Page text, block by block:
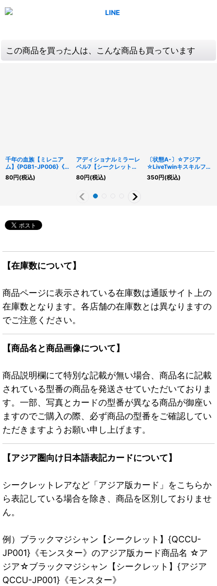
この商品を買った人は、こんな商品も買っています
千年の血族【ミレニア
ム】{PGB1-JP006}《モ
ンスター》
80円(税込)
アディショナルミラーレ
ベル7【シークレット】
{23PP-JP016}《魔法》
80円(税込)
〔状態A-〕☆アジア
☆LiveTwinキスキルフロ
スト【シークレット】
{アジアLIOV-JP017}
350円(税込)
【在庫数について】
商品ページに表示されている在庫数は通販サイト上の
在庫数となります。各店舗の在庫数とは異なりますの
でご注意ください。
【商品名と商品画像について】
商品説明欄にて特別な記載が無い場合、商品名に記載
されている型番の商品を発送させていただいておりま
す。一部、写真とカードの型番が異なる商品が御座い
ますのでご購入の際、必ず商品の型番をご確認してい
ただきますようお願い申し上げます。
【アジア圏向け日本語表記カードについて】
シークレットレアなど「アジア版カード」をこちらか
ら表記している場合を除き、商品を区別しておりませ
ん。
例）ブラックマジシャン【シークレット】{QCCU-
JP001}《モンスター》のアジア版カード商品名 ☆ア
ジア☆ブラックマジシャン【シークレット】{アジア
QCCU-JP001}《モンスター》